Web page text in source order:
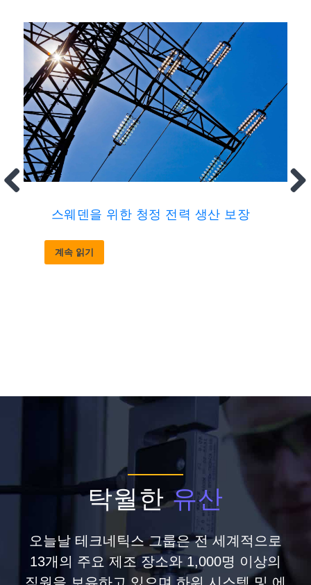
스웨덴을 위한 청정 전력 생산 보장
계속 읽기
탁월한유산
오늘날 테크네틱스 그룹은 전 세계적으로
13개의 주요 제조 장소와 1,000명 이상의
직원을 보유하고 있으며,하위 시스템 및 에